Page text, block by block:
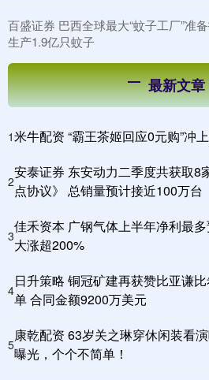
百盛证券 巴西全球最大“蚊子工厂”准
生产1.9亿只蚊子
最新文章
1米牛配资 “霸王茶姬回应0元购”冲
2
安泰证券 东安动力二季度共获取8
点协议》 总销量预计接近100万台
3
佳禾资本 广钢气体上半年净利最
大涨超200%
4
日升策略 铜冠矿建再获赞比亚谦
单 合同金额9200万美元
5
康乾配资 63岁关之琳穿休闲装看
曝光，个个不简单！